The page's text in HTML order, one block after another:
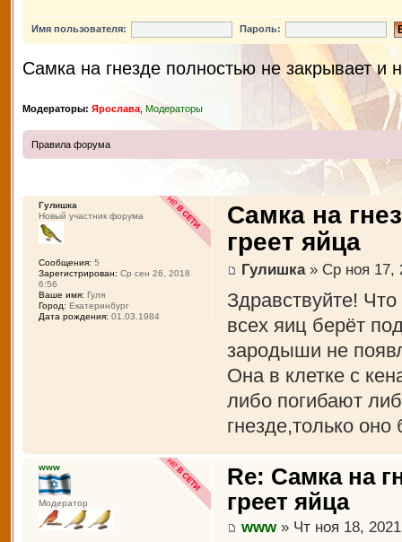
Имя пользователя: Пароль:
Самка на гнезде полностью не закрывает и
Модераторы: Ярослава, Модераторы
Правила форума
Самка на
греет яйца
Гулишка» Ср ноя 17,
Здравствуйте!
всех яиц берёт
зародыши не
Она в клетке с
либо погибают
гнезде,только
Гулишка
Новый участник форума
Сообщения: 5
Зарегистрирован: Ср сен 26, 2018
6:56
Ваше имя: Гуля
Город: Екатеринбург
Дата рождения: 01.03.1984
Re: Самка на
греет яйца
www» Чт ноя 18,
www
Модератор